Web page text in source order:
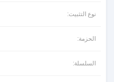
نوع التثبيت:
الحزمة:
السلسلة: